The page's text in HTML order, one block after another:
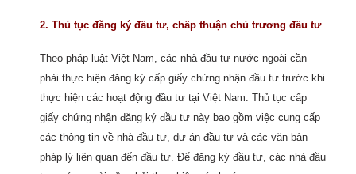
2. Thủ tục đăng ký đầu tư, chấp thuận chủ trương đầu tư
Theo pháp luật Việt Nam, các nhà đầu tư nước ngoài cần
phải thực hiện đăng ký cấp giấy chứng nhận đầu tư trước khi
thực hiện các hoạt động đầu tư tại Việt Nam. Thủ tục cấp
giấy chứng nhận đăng ký đầu tư này bao gồm việc cung cấp
các thông tin về nhà đầu tư, dự án đầu tư và các văn bản
pháp lý liên quan đến đầu tư. Để đăng ký đầu tư, các nhà đầu